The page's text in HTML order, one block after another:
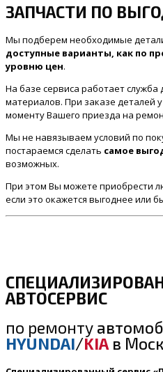
ЗАПЧАСТИ ПО
Мы подберем необходимые
доступные варианты, как по
уровню цен.
На базе сервиса работает служба
материалов. При заказе деталей
моменту Вашего приезда на
Мы не навязываем условий по
постараемся сделать самое
возможных.
При этом Вы можете приобрести
если это окажется выгоднее или
АВТОСЕРВИС
по ремонту
HYUNDAI/KIA в